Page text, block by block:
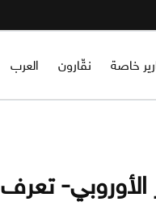
خاصة نقّارون العرب
تعرف